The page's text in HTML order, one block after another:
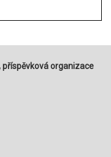
příspěvková organizace